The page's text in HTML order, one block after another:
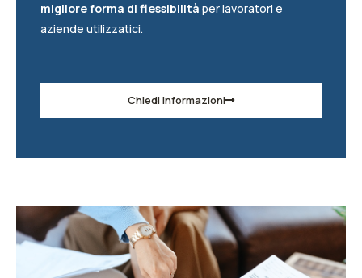
migliore forma di flessibilità per lavoratori e
aziende utilizzatici.
Chiedi informazioni